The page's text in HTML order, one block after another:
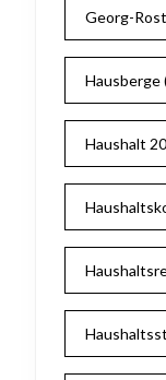
Georg-
Hausberge
Haushalt